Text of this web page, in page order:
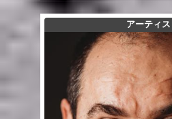
アーティス